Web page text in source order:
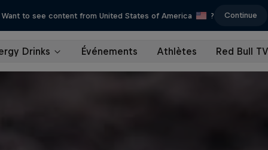
Want to see content from United States of America ? Continue
Drinks Événements Athlètes Red Bull TV